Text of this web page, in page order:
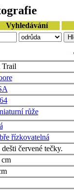
Vyhledávání
Trail
růže
řízkovatelná
dešti červené tečky.